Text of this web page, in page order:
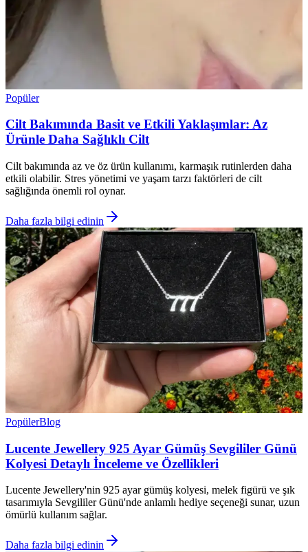
Popüler
Cilt Bakımında Basit ve Etkili Yaklaşımlar: Az
Ürünle Daha Sağlıklı Cilt
Cilt bakımında az ve öz ürün kullanımı, karmaşık rutinlerden daha
etkili olabilir. Stres yönetimi ve yaşam tarzı faktörleri de cilt
sağlığında önemli rol oynar.
Daha fazla bilgi edinin
PopülerBlog
Lucente Jewellery 925 Ayar Gümüş Sevgililer Günü
Kolyesi Detaylı İnceleme ve Özellikleri
Lucente Jewellery'nin 925 ayar gümüş kolyesi, melek figürü ve şık
tasarımıyla Sevgililer Günü'nde anlamlı hediye seçeneği sunar, uzun
ömürlü kullanım sağlar.
Daha fazla bilgi edinin